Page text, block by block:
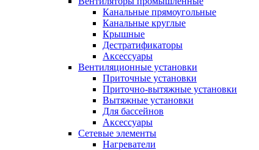
Канальные прямоугольные
Канальные круглые
Крышные
Дестратификаторы
Аксессуары
Вентиляционные установки
Приточные установки
Приточно-вытяжные установки
Вытяжные установки
Для бассейнов
Аксессуары
Сетевые элементы
Нагреватели